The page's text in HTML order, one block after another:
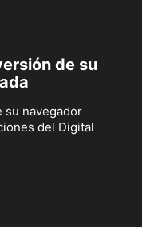
de su
su navegador
del Digital